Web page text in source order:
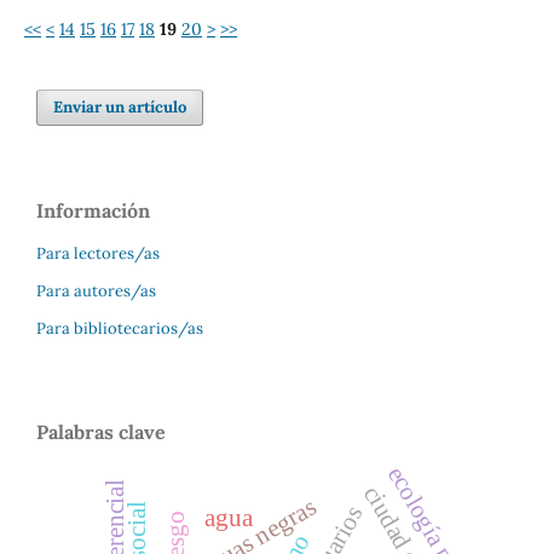
<< < 14 15 16 17 18 19 20 > >>
Enviar un artículo
Información
Para lectores/as
Para autores/as
Para bibliotecarios/as
Palabras clave
agua